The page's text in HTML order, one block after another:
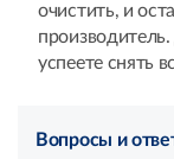
очистить, и
успеете снять
Вопросы и